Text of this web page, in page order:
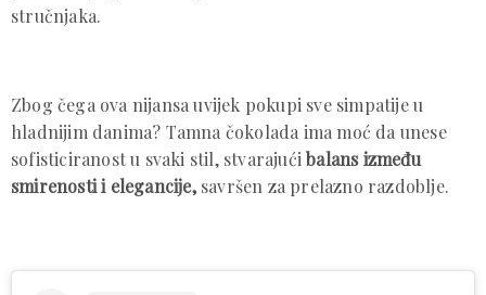
stručnjaka.
Zbog čega ova nijansa uvijek pokupi sve simpatije u
hladnijim danima? Tamna čokolada ima moć da unese
sofisticiranost u svaki stil, stvarajućibalans između
smirenosti i elegancije,savršen za prelazno razdoblje.